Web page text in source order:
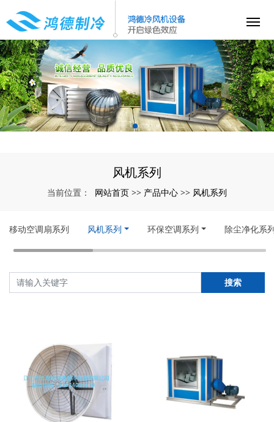
风机系列
当前位置： 网站首页 >> 产品中心 >> 风机系列
移动空调扇系列 风机系列 环保空调系列 除尘净化系
搜索